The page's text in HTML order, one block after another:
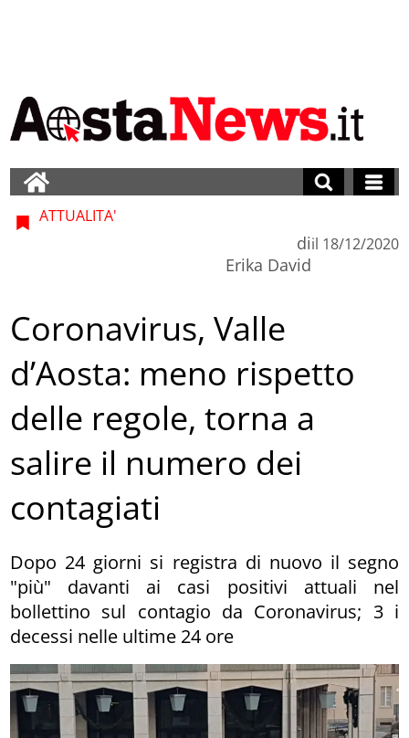
ATTUALITA'
di
Erika David
il 18/12/2020
Coronavirus, Valle
d’Aosta: meno rispetto
delle regole, torna a
salire il numero dei
contagiati
Dopo 24 giorni si registra di nuovo il segno
"più" davanti ai casi positivi attuali nel
bollettino sul contagio da Coronavirus; 3 i
decessi nelle ultime 24 ore